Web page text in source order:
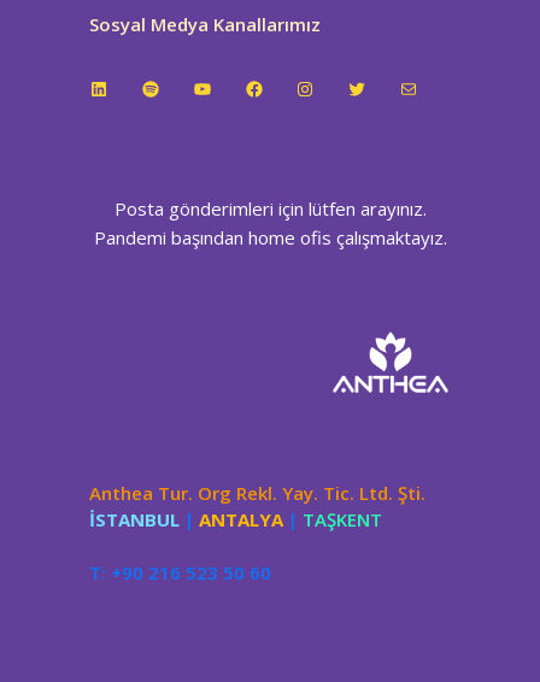
Sosyal Medya Kanallarımız
LinkedInSpotifyYouTubeFacebookInstagramTwitterE-posta
Posta gönderimleri için lütfen arayınız.
Pandemi başından home ofis çalışmaktayız.
Anthea Tur. Org Rekl. Yay. Tic. Ltd. Şti.
İSTANBUL | ANTALYA | TAŞKENT
T: +90 216 523 50 60